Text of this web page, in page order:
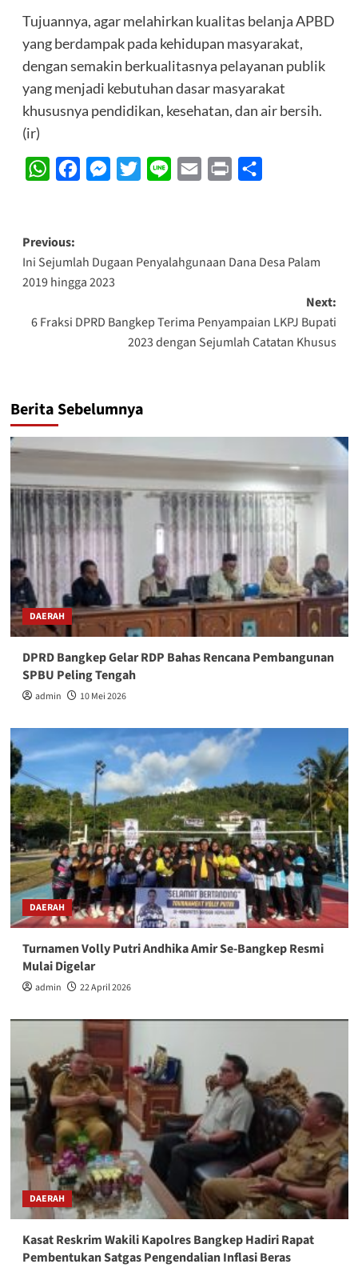
Tujuannya, agar melahirkan kualitas belanja APBD
yang berdampak pada kehidupan masyarakat,
dengan semakin berkualitasnya pelayanan publik
yang menjadi kebutuhan dasar masyarakat
khususnya pendidikan, kesehatan, dan air bersih.
(ir)
WhatsAppFacebookMessenger
Twitter Line Email Print
Post
navigation
Previous:
Ini Sejumlah Dugaan Penyalahgunaan Dana Desa Palam
2019 hingga 2023
Next:
6 Fraksi DPRD Bangkep Terima Penyampaian LKPJ Bupati
2023 dengan Sejumlah Catatan Khusus
Berita Sebelumnya
DAERAH
DPRD Bangkep Gelar RDP Bahas Rencana Pembangunan
SPBU Peling Tengah
admin 10 Mei 2026
DAERAH
Turnamen Volly Putri Andhika Amir Se-Bangkep Resmi
Mulai Digelar
admin 22 April 2026
DAERAH
Kasat Reskrim Wakili Kapolres Bangkep Hadiri Rapat
Pembentukan Satgas Pengendalian Inflasi Beras